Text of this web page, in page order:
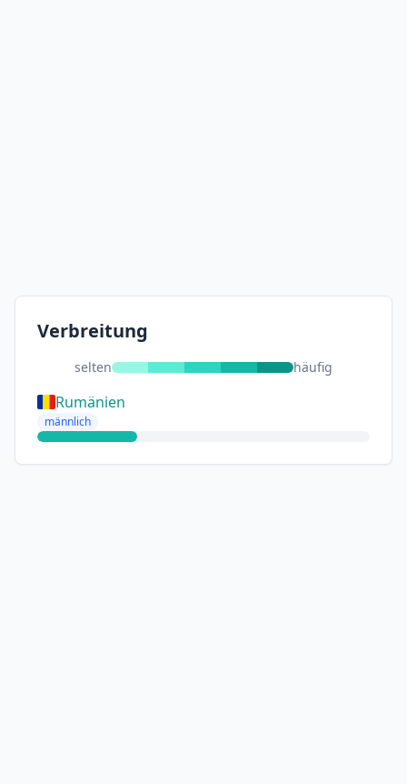
Verbreitung
selten häufig
Rumänien
männlich